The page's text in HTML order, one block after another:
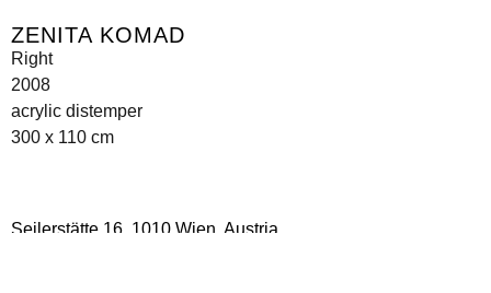
ZENITA KOMAD
Right
2008
acrylic distemper
300 x 110 cm
Seilerstätte 16, 1010 Wien, Austria